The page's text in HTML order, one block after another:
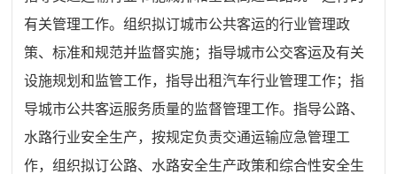
有关管理工作。组织拟订城市公共客运的行业管理政
策、标准和规范并监督实施；指导城市公交客运及有关
设施规划和监管工作，指导出租汽车行业管理工作；指
导城市公共客运服务质量的监督管理工作。指导公路、
水路行业安全生产，按规定负责交通运输应急管理工
作，组织拟订公路、水路安全生产政策和综合性安全生